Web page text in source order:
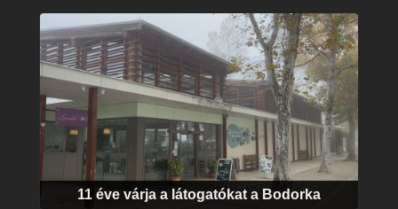
11 éve várja a látogatókat a Bodorka